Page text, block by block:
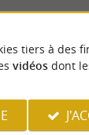
tiers à des
vidéosdont